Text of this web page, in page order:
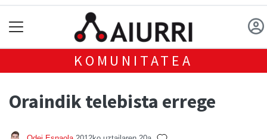
KOMUNITATEA
Oraindik telebista errege